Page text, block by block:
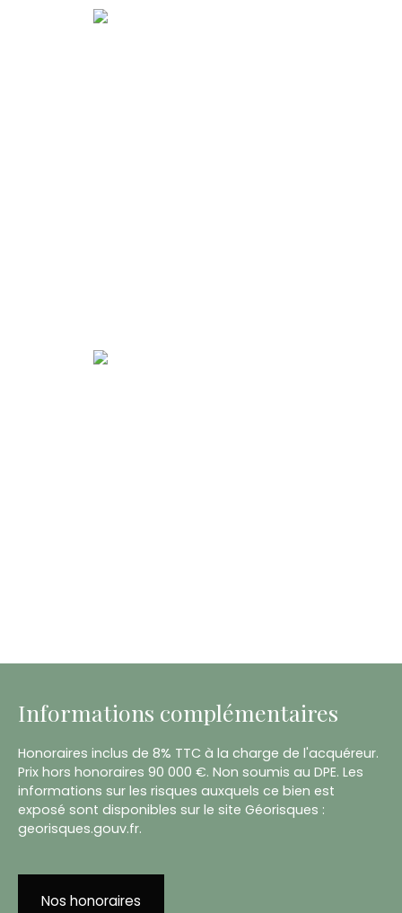
Informations complémentaires
Honoraires inclus de 8% TTC à la charge de l'acquéreur.
Prix hors honoraires 90 000 €. Non soumis au DPE. Les
informations sur les risques auxquels ce bien est
exposé sont disponibles sur le site Géorisques :
georisques.gouv.fr.
Nos honoraires